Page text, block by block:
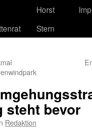
Horst
Stern
steht bevor
Redaktion